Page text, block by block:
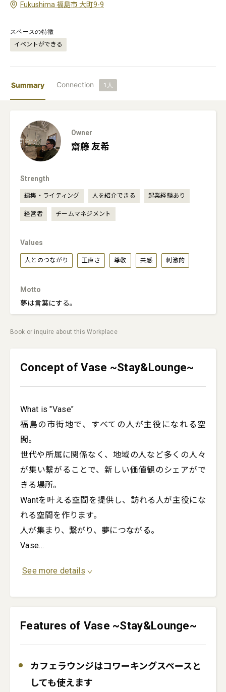
Fukushima 福島市 大町9-9
スペースの特徴
イベントができる
Summary Connection 1 人
Owner
齋藤友希
Strength
編集・ライティング 人を紹介できる 起業経験あり
経営者 チームマネジメント
Values
人とのつながり 正直さ 尊敬 共感 刺激的
Motto
夢は言葉にする。
Book or inquire about this Workplace
Concept of Vase ~Stay&Lounge~
What is "Vase"
福島の市街地で、すべての人が主役になれる空
間。
世代や所属に関係なく、地域の人など多くの人々
が集い繋がることで、新しい価値観のシェアがで
きる場所。
Wantを叶える空間を提供し、訪れる人が主役にな
れる空間を作ります。
人が集まり、繋がり、夢につながる。
Vase...
See more details
Features of Vase ~Stay&Lounge~
カフェラウンジはコワーキングスペースと
しても使えます